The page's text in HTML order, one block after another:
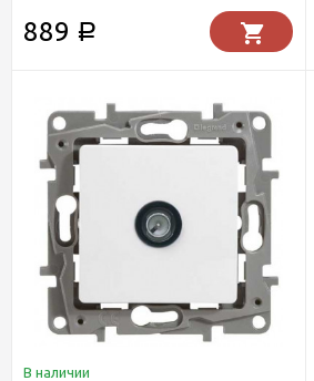
889 Р
В наличии